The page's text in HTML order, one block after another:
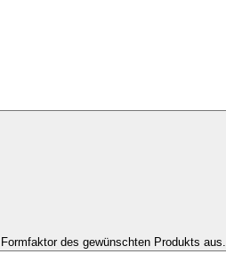
des gewünschten Produkts aus.